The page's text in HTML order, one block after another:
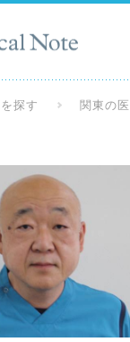
探す 関東の